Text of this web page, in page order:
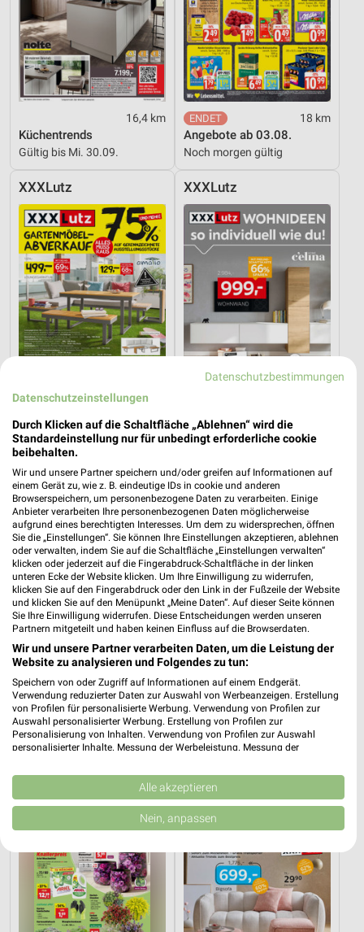
16,4 km
Küchentrends
Gültig bis Mi. 30.09.
18 km
Angebote ab 03.08.
Noch morgen gültig
XXXLutz
24,7 km
Gartenmöbel-Abverkauf
XXXLutz
24,7 km
XXXLutz
24,7 km
Noch heute gültig
Opti Wohnwelt
16,4 km
Gültig bis Mi. 30.09.
Thomas Philipps XXXLutz
Datenschutzbestimmungen
Datenschutzeinstellungen
Durch Klicken auf die Schaltfläche „Ablehnen“ wird die
Standardeinstellung nur für unbedingt erforderliche cookie
beibehalten.
Wir und unsere Partner speichern und/oder greifen auf Informationen auf
einem Gerät zu, wie z. B. eindeutige IDs in cookie und anderen
Browserspeichern, um personenbezogene Daten zu verarbeiten. Einige
Anbieter verarbeiten Ihre personenbezogenen Daten möglicherweise
aufgrund eines berechtigten Interesses. Um dem zu widersprechen, öffnen
Sie die „Einstellungen“. Sie können Ihre Einstellungen akzeptieren, ablehnen
oder verwalten, indem Sie auf die Schaltfläche „Einstellungen verwalten“
klicken oder jederzeit auf die Fingerabdruck-Schaltfläche in der linken
unteren Ecke der Website klicken. Um Ihre Einwilligung zu widerrufen,
klicken Sie auf den Fingerabdruck oder den Link in der Fußzeile der Website
und klicken Sie auf den Menüpunkt „Meine Daten“. Auf dieser Seite können
Sie Ihre Einwilligung widerrufen. Diese Entscheidungen werden unseren
Partnern mitgeteilt und haben keinen Einfluss auf die Browserdaten.
Wir und unsere Partner verarbeiten Daten, um die Leistung der
Website zu analysieren und Folgendes zu tun:
Speichern von oder Zugriff auf Informationen auf einem Endgerät.
Verwendung reduzierter Daten zur Auswahl von Werbeanzeigen. Erstellung
von Profilen für personalisierte Werbung. Verwendung von Profilen zur
Auswahl personalisierter Werbung. Erstellung von Profilen zur
Personalisierung von Inhalten. Verwendung von Profilen zur Auswahl
personalisierter Inhalte. Messung der Werbeleistung. Messung der
Kombinationen von Daten aus verschiedenen Quellen. Entwicklung und
Verbesserung der Angebote. Verwendung reduzierter Daten zur Auswahl
von Inhalten.
Daten können außerhalb der Europäischen Union weitergegeben und in die
Website/App.
Partnerliste anzeigen (1 IAB-Anbieter)
Wir nutzen Ihre Daten für folgende Zwecke:
IAB-Verarbeitungszwecke:
Alle akzeptieren
Nein, anpassen